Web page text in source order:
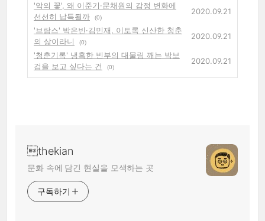
'악의 꽃', 왜 이준기·문채원의 감정 변화에
선선히 납득될까
(0)
2020.09.21
'브람스' 박은빈·김민재, 이토록 신산한 청춘
의 삶이라니
(0)
2020.09.21
'청춘기록' 냉혹한 빈부의 대물림 깨는 박보
검을 보고 싶다는 건
(0)
2020.09.21
thekian
문화 속에 담긴 현실을 모색하는 곳
구독하기